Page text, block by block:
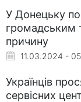
У Донецьку
громадським
причину
11.03.2024 -
Українців
сервісних